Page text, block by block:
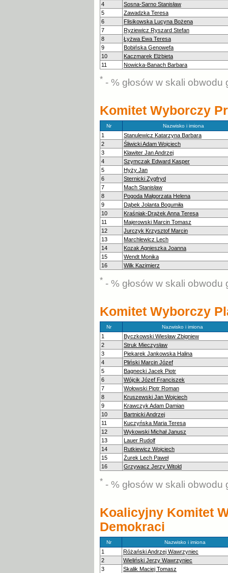
4
Sosna-Sarno Stanisław
5
Zawadzka Teresa
6
Flisikowska Lucyna Bożena
7
Ryziewicz Ryszard Stefan
8
Łyżwa Ewa Teresa
9
Bobińska Genowefa
10
Kaczmarek Elżbieta
11
Nowicka-Banach Barbara
* - % głosów w skali obwodu
Komitet Wyborczy
Nr Nazwisko i imiona
1
Stanulewicz Katarzyna Barbara
2
Śliwicki Adam Wojciech
3
Klawiter Jan Andrzej
4
Szymczak Edward Kasper
5
Hyży Jan
6
Sternicki Zygfryd
7
Mach Stanisław
8
Pogoda Małgorzata Helena
9
Dąbek Jolanta Bogumiła
10
Kraśniak-Drążek Anna Teresa
11
Majerowski Marcin Tomasz
12
Jurczyk Krzysztof Marcin
13
Marchlewicz Lech
14
Kozak Agnieszka Joanna
15
Wendt Monika
16
Wilk Kazimierz
* - % głosów w skali obwodu
Komitet Wyborczy
Nr Nazwisko i imiona
1
Byczkowski Wiesław Zbigniew
2
Struk Mieczysław
3
Piekarek Jankowska Halina
4
Pliński Marcin Józef
5
Bagnecki Jacek Piotr
6
Wójcik Józef Franciszek
7
Wołowski Piotr Roman
8
Kruszewski Jan Wojciech
9
Krawczyk Adam Damian
10
Bartnicki Andrzej
11
Kuczyńska Maria Teresa
12
Wykowski Michał Janusz
13
Lauer Rudolf
14
Rutkiewicz Wojciech
15
Żurek Lech Paweł
16
Grzywacz Jerzy Witold
* - % głosów w skali obwodu
Koalicyjny Komitet
Demokraci
Nr Nazwisko i imiona
1
Różański Andrzej Wawrzyniec
2
Wieliński Jerzy Wawrzyniec
3
Skalik Maciej Tomasz